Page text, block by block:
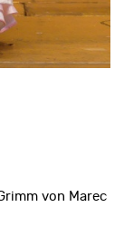
von Marec